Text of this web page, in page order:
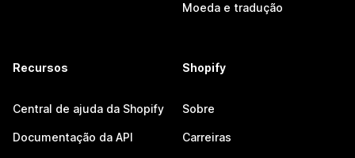
Moeda e tradução
Recursos
Central de ajuda da Shopify
Documentação da API
Shopify
Sobre
Carreiras